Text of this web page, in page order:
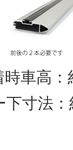
車高
寸法：